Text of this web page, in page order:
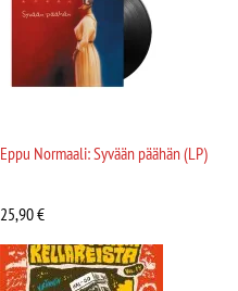
Eppu Normaali: Syvään päähän (LP)
25,90€